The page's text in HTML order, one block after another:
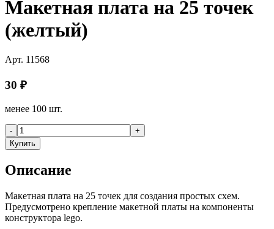
Макетная плата на 25 точек
(желтый)
Арт. 11568
30 ₽
менее 100 шт.
-
+
Купить
Описание
Макетная плата на 25 точек для создания простых схем.
Предусмотрено крепление макетной платы на компоненты
конструктора lego.